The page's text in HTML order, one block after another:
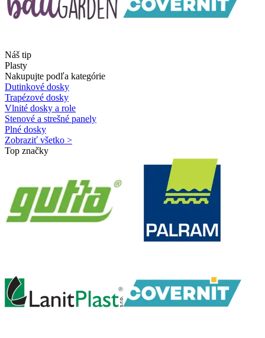
Náš tip
Plasty
Nakupujte podľa kategórie
Dutinkové dosky
Trapézové dosky
Vlnité dosky a role
Stenové a strešné panely
Plné dosky
Zobraziť všetko >
Top značky